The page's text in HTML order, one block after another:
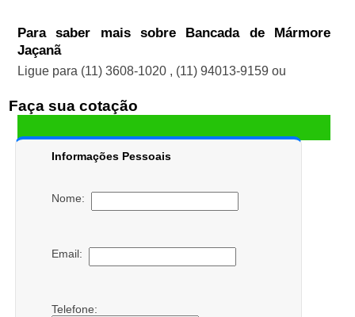
Para saber mais sobre Bancada de Mármore
Jaçanã
Ligue para (11) 3608-1020 , (11) 94013-9159 ou
Faça sua cotação
Informações Pessoais
Nome:
Email:
Telefone: